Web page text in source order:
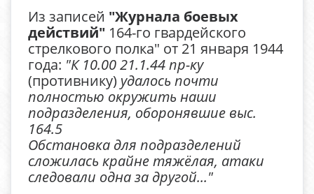
Из записей "Журнала боевых
действий" 164-го гвардейского
стрелкового полка" от 21 января 1944
года: "К 10.00 21.1.44 пр-ку
(противнику) удалось почти
полностью окружить наши
подразделения, оборонявшие выс.
164.5
Обстановка для подразделений
сложилась крайне тяжёлая, атаки
следовали одна за другой..."